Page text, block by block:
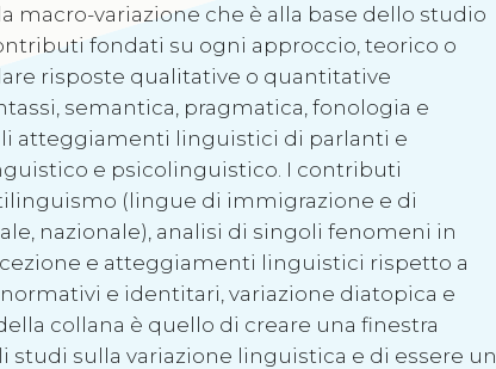
macro-variazione che è alla base dello studio
fondati su ogni approccio, teorico o
risposte qualitative o quantitative
semantica, pragmatica, fonologia e
atteggiamenti linguistici di parlanti e
e psicolinguistico. I contributi
(lingue di immigrazione e di
nazionale), analisi di singoli fenomeni in
e atteggiamenti linguistici rispetto a
e identitari, variazione diatopica e
collana è quello di creare una finestra
sulla variazione linguistica e di essere un